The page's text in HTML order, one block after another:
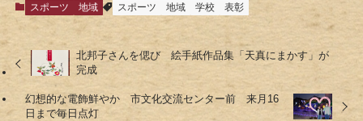
スポーツ 地域 スポーツ 地域 学校 表彰
北邦子さんを偲び 絵手紙作品集「天真にまかす」が
完成
幻想的な電飾鮮やか 市文化交流センター前 来月16
日まで毎日点灯